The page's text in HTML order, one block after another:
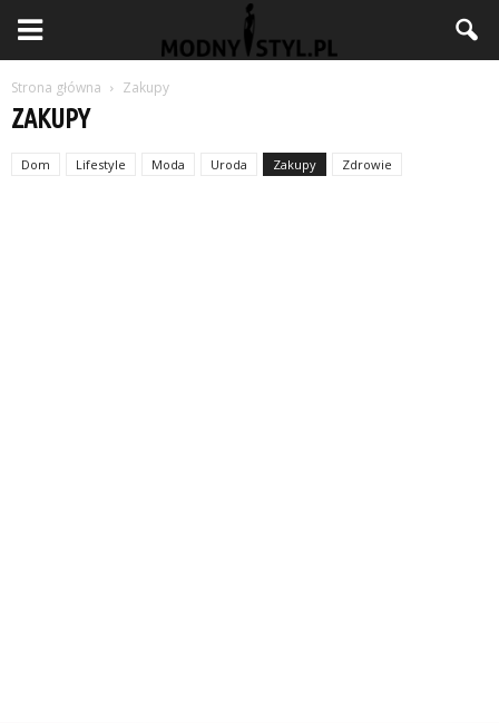
Strona główna Zakupy
ZAKUPY
Dom Lifestyle Moda Uroda Zakupy Zdrowie